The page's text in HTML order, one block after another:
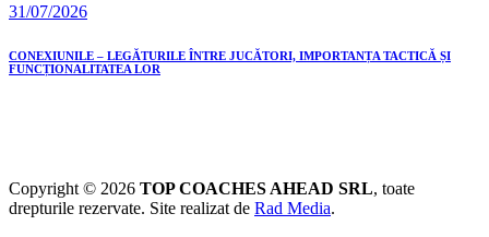
31/07/2026
CONEXIUNILE – LEGĂTURILE ÎNTRE JUCĂTORI, IMPORTANȚA TACTICĂ ȘI
FUNCȚIONALITATEA LOR
Copyright © 2026 TOP COACHES AHEAD SRL, toate
drepturile rezervate. Site realizat de Rad Media.